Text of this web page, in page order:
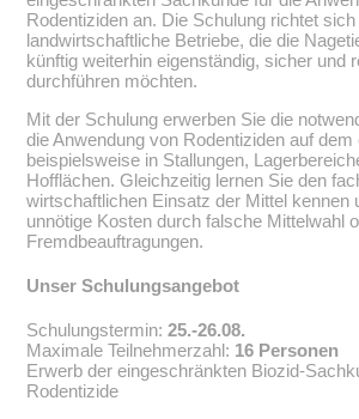
Rodentiziden an. Die Schulung richtet sich
landwirtschaftliche Betriebe, die die
künftig weiterhin eigenständig, sicher und
durchführen möchten.
Mit der Schulung erwerben Sie die
die Anwendung von Rodentiziden auf
beispielsweise in Stallungen,
Hofflächen. Gleichzeitig lernen Sie den
wirtschaftlichen Einsatz der Mittel kennen
unnötige Kosten durch falsche Mittelwahl
Fremdbeauftragungen.
Unser Schulungsangebot
Schulungstermin:25.-26.08.
Maximale Teilnehmerzahl: 16 Personen
Erwerb der eingeschränkten Biozid-
Rodentizide